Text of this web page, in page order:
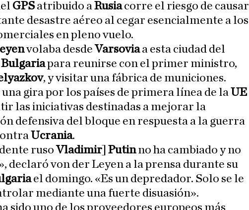
GPSatribuido aRusiacorre el riesgo de causar
desastre aéreo al cegar esencialmente a los
en pleno vuelo.
volaba desdeVarsoviaa esta ciudad del
Bulgariapara reunirse con el primer ministro,
, y visitar una fábrica de municiones.
una gira por los países de primera línea de laUE
las iniciativas destinadas a mejorar la
defensiva del bloque en respuesta a la guerra
Ucrania.
rusoVladimir Putinno ha cambiado y no
declaró von der Leyen a la prensa durante su
el domingo. «Es un depredador. Solo se le
mediante una fuerte disuasión».
sido uno de los proveedores europeos más